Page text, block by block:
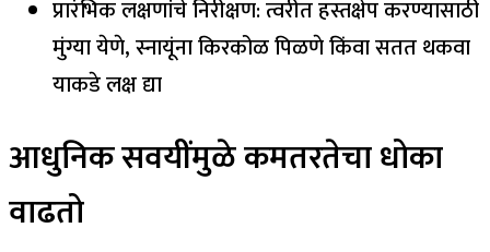
प्रारंभिक लक्षणांचे निरीक्षण: त्वरीत हस्तक्षेप करण्यासाठी
मुंग्या येणे, स्नायूंना किरकोळ पिळणे किंवा सतत थकवा
याकडे लक्ष द्या
आधुनिक सवयींमुळे कमतरतेचा धोका
वाढतो